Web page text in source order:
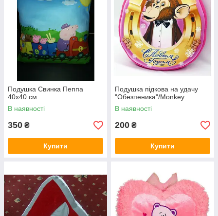
Подушка Свинка Пеппа
40х40 см
В наявності
350 ₴
Купити
Подушка підкова на удачу
"Обезпеника"/Monkey
В наявності
200 ₴
Купити